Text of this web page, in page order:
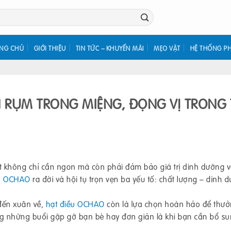
CHỦ GIỚI THIỆU TIN TỨC – KHUYẾN MÃI MẸO VẶT HỆ THỐNG
TRONG MIỆNG, ĐỌNG VỊ TRONG
chỉ cần ngon mà còn phải đảm bảo giá trị dinh dưỡng
ra đời và hội tụ trọn vẹn ba yếu tố: chất lượng – dinh
xuân về, hạt điều OCHAO còn là lựa chọn hoàn hảo để
những buổi gặp gỡ bạn bè hay đơn giản là khi bạn cần bổ